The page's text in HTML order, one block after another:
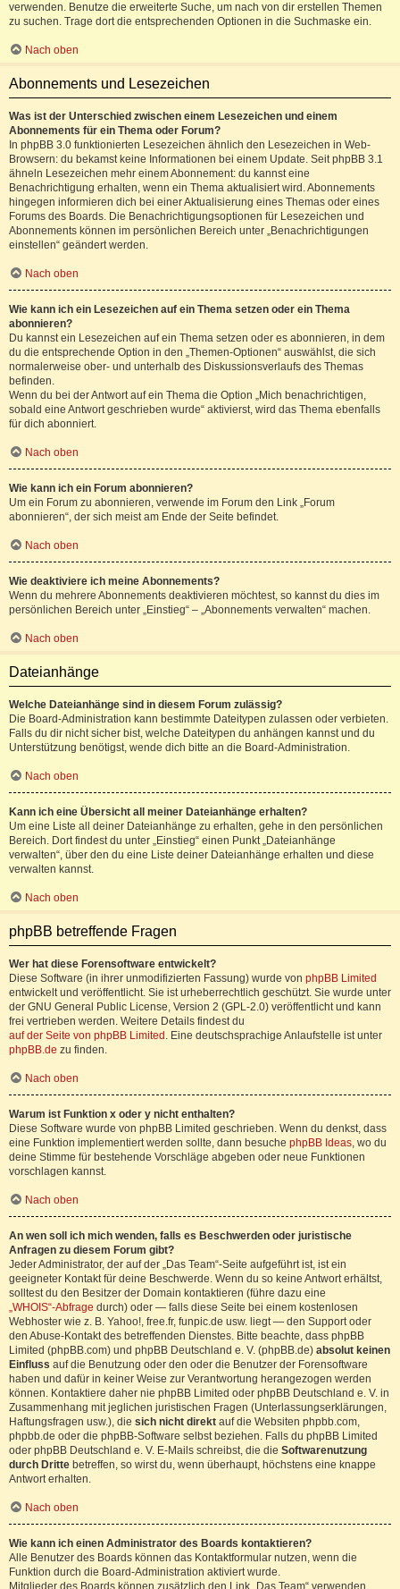
verwenden. Benutze die erweiterte Suche, um nach von dir erstellen Themen
zu suchen. Trage dort die entsprechenden Optionen in die Suchmaske ein.
Nach oben
Abonnements und Lesezeichen
Was ist der Unterschied zwischen einem Lesezeichen und einem
Abonnements für ein Thema oder Forum?
In phpBB 3.0 funktionierten Lesezeichen ähnlich den Lesezeichen in Web-
Browsern: du bekamst keine Informationen bei einem Update. Seit phpBB 3.1
ähneln Lesezeichen mehr einem Abonnement: du kannst eine
Benachrichtigung erhalten, wenn ein Thema aktualisiert wird. Abonnements
hingegen informieren dich bei einer Aktualisierung eines Themas oder eines
Forums des Boards. Die Benachrichtigungsoptionen für Lesezeichen und
Abonnements können im persönlichen Bereich unter „Benachrichtigungen
einstellen“ geändert werden.
Nach oben
Wie kann ich ein Lesezeichen auf ein Thema setzen oder ein Thema
abonnieren?
Du kannst ein Lesezeichen auf ein Thema setzen oder es abonnieren, in dem
du die entsprechende Option in den „Themen-Optionen“ auswählst, die sich
normalerweise ober- und unterhalb des Diskussionsverlaufs des Themas
befinden.
Wenn du bei der Antwort auf ein Thema die Option „Mich benachrichtigen,
sobald eine Antwort geschrieben wurde“ aktivierst, wird das Thema ebenfalls
für dich abonniert.
Nach oben
Wie kann ich ein Forum abonnieren?
Um ein Forum zu abonnieren, verwende im Forum den Link „Forum
abonnieren“, der sich meist am Ende der Seite befindet.
Nach oben
Wie deaktiviere ich meine Abonnements?
Wenn du mehrere Abonnements deaktivieren möchtest, so kannst du dies im
persönlichen Bereich unter „Einstieg“ – „Abonnements verwalten“ machen.
Nach oben
Dateianhänge
Welche Dateianhänge sind in diesem Forum zulässig?
Die Board-Administration kann bestimmte Dateitypen zulassen oder verbieten.
Falls du dir nicht sicher bist, welche Dateitypen du anhängen kannst und du
Unterstützung benötigst, wende dich bitte an die Board-Administration.
Nach oben
Kann ich eine Übersicht all meiner Dateianhänge erhalten?
Um eine Liste all deiner Dateianhänge zu erhalten, gehe in den persönlichen
Bereich. Dort findest du unter „Einstieg“ einen Punkt „Dateianhänge
verwalten“, über den du eine Liste deiner Dateianhänge erhalten und diese
verwalten kannst.
Nach oben
phpBB betreffende Fragen
Wer hat diese Forensoftware entwickelt?
Diese Software (in ihrer unmodifizierten Fassung) wurde von phpBB Limited
entwickelt und veröffentlicht. Sie ist urheberrechtlich geschützt. Sie wurde unter
der GNU General Public License, Version 2 (GPL-2.0) veröffentlicht und kann
frei vertrieben werden. Weitere Details findest du
auf der Seite von phpBB Limited . Eine deutschsprachige Anlaufstelle ist unter
phpBB.de zu finden.
Nach oben
Warum ist Funktion x oder y nicht enthalten?
Diese Software wurde von phpBB Limited geschrieben. Wenn du denkst, dass
eine Funktion implementiert werden sollte, dann besuche phpBB Ideas, wo du
deine Stimme für bestehende Vorschläge abgeben oder neue Funktionen
vorschlagen kannst.
Nach oben
An wen soll ich mich wenden, falls es Beschwerden oder juristische
Anfragen zu diesem Forum gibt?
Jeder Administrator, der auf der „Das Team“-Seite aufgeführt ist, ist ein
geeigneter Kontakt für deine Beschwerde. Wenn du so keine Antwort erhältst,
solltest du den Besitzer der Domain kontaktieren (führe dazu eine
„WHOIS“-Abfrage durch) oder — falls diese Seite bei einem kostenlosen
Webhoster wie z. B. Yahoo!, free.fr, funpic.de usw. liegt — den Support oder
den Abuse-Kontakt des betreffenden Dienstes. Bitte beachte, dass phpBB
Limited (phpBB.com) und phpBB Deutschland e. V. (phpBB.de) absolut keinen
Einfluss auf die Benutzung oder den oder die Benutzer der Forensoftware
haben und dafür in keiner Weise zur Verantwortung herangezogen werden
können. Kontaktiere daher nie phpBB Limited oder phpBB Deutschland e. V. in
Zusammenhang mit jeglichen juristischen Fragen (Unterlassungserklärungen,
Haftungsfragen usw.), die sich nicht direkt auf die Websiten phpbb.com,
phpbb.de oder die phpBB-Software selbst beziehen. Falls du phpBB Limited
oder phpBB Deutschland e. V. E-Mails schreibst, die die Softwarenutzung
durch Dritte betreffen, so wirst du, wenn überhaupt, höchstens eine knappe
Antwort erhalten.
Nach oben
Wie kann ich einen Administrator des Boards kontaktieren?
Alle Benutzer des Boards können das Kontaktformular nutzen, wenn die
Funktion durch die Board-Administration aktiviert wurde.
Mitglieder des Boards können zusätzlich den Link „Das Team“ verwenden.